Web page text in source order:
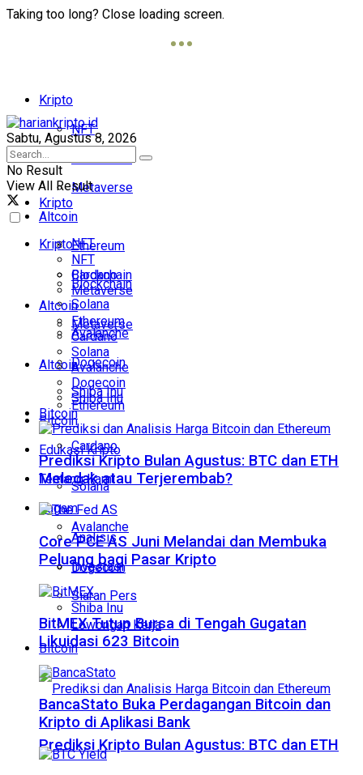
Taking too long? Close loading screen.
Kripto
NFT
Blockchain
Metaverse
Altcoin
Ethereum
Cardano
Solana
Avalanche
Dogecoin
Shiba Inu
Bitcoin
Edukasi Kripto
Tentang Kami
Ragam
Analisis
Investasi
Siaran Pers
Lowongan Kerja
Sabtu, Agustus 8, 2026
No Result
View All Result
Kripto
NFT
Blockchain
Metaverse
Altcoin
Ethereum
Cardano
Solana
Avalanche
Dogecoin
Shiba Inu
Bitcoin
Prediksi Kripto Bulan Agustus: BTC dan ETH
Kripto
NFT
Blockchain
Metaverse
Altcoin
Ethereum
Cardano
Solana
Avalanche
Dogecoin
Shiba Inu
Bitcoin
Prediksi Kripto Bulan Agustus: BTC dan ETH
Meledak atau Terjerembab?
Core PCE AS Juni Melandai dan Membuka
Peluang bagi Pasar Kripto
BitMEX Tutup Bursa di Tengah Gugatan
Likuidasi 623 Bitcoin
BancaStato Buka Perdagangan Bitcoin dan
Kripto di Aplikasi Bank